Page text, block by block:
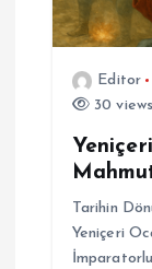
Editor
30 views
Tarihin
Yeniçeri